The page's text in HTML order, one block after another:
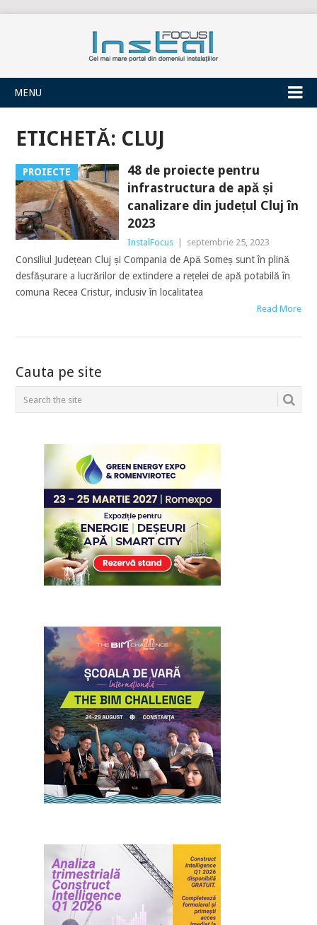
INSTALFOCUS
MENU
ETICHETĂ: CLUJ
PROIECTE
48 de proiecte pentru
infrastructura de apă și
canalizare din județul Cluj în
2023
InstalFocus septembrie 25, 2023
Consiliul Județean Cluj și Compania de Apă Someș sunt în plină
desfășurare a lucrărilor de extindere a rețelei de apă potabilă în
comuna Recea Cristur, inclusiv în localitatea
Read More
POSTS
NAVIGATION
Cauta pe site